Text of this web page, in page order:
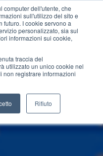
computer dell'utente, che
sull'utilizzo del sito e
futuro. I cookie servono a
personalizzato, sia sul
informazioni sui cookie,
traccia del
utilizzato un unico cookie nel
non registrare informazioni
Rifiuto